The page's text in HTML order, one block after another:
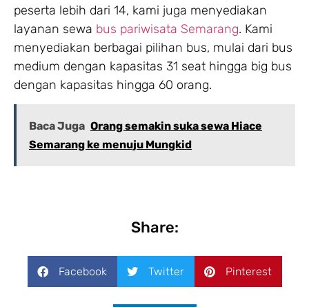
peserta lebih dari 14, kami juga menyediakan
layanan sewa bus pariwisata Semarang. Kami
menyediakan berbagai pilihan bus, mulai dari bus
medium dengan kapasitas 31 seat hingga big bus
dengan kapasitas hingga 60 orang.
Baca Juga Orang semakin suka sewa Hiace
Semarang ke menuju Mungkid
Share:
Facebook Twitter Pinterest